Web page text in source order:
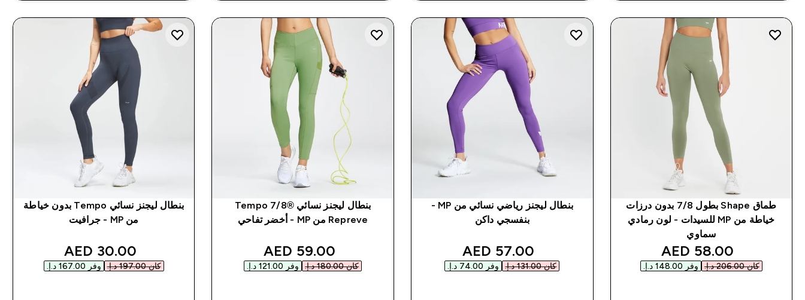
طماق Shape بطول 7/8 بدون درزات
خياطة من MP للسيدات - لون رمادي
سماوي
discounted price
58.00 AED‎
كان ‏206.00 د.إ.‏‎ وفر ‏148.00 د.إ.‏‎
بنطال ليجنز رياضي نسائي من MP -
بنفسجي داكن
discounted price
57.00 AED‎
كان ‏131.00 د.إ.‏‎ وفر ‏74.00 د.إ.‏‎
بنطال ليجنز نسائي ®Tempo 7/8
Repreve من MP - أخضر تفاحي
discounted price
59.00 AED‎
كان ‏180.00 د.إ.‏‎ وفر ‏121.00 د.إ.‏‎
بنطال ليجنز نسائي Tempo بدون خياطة
من MP - جرافيت
discounted price
30.00 AED‎
كان ‏197.00 د.إ.‏‎ وفر ‏167.00 د.إ.‏‎